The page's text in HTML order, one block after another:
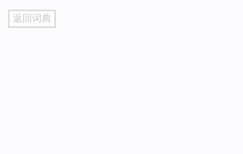
go
top
返回词典